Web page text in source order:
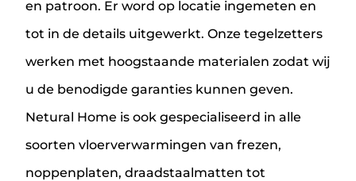
en patroon. Er word op locatie ingemeten en
tot in de details uitgewerkt. Onze tegelzetters
werken met hoogstaande materialen zodat wij
u de benodigde garanties kunnen geven.
Netural Home is ook gespecialiseerd in alle
soorten vloerverwarmingen van frezen,
noppenplaten, draadstaalmatten tot